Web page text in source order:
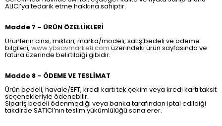
ALICI’ya tedarik etme hakkına sahiptir.
Madde 7 – ÜRÜN ÖZELLİKLERİ
Ürünlerin cinsi, miktarı, marka/modeli, satış bedeli ve ödeme
bilgileri, www.ybsavmarketi.com üzerindeki ürün sayfasında ve
fatura üzerinde belirtildiği gibidir.
Madde 8 – ÖDEME VE TESLİMAT
Ürün bedeli, havale/EFT, kredi kartı tek çekim veya kredi kartı taksit
seçenekleriyle ödenebilir.
Sipariş bedeli ödenmediği veya banka tarafından iptal edildiği
takdirde SATICI’nın teslim yükümlülüğü sona erer.